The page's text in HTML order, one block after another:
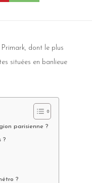
dont le plus
situées en banlieue
parisienne ?
?
?